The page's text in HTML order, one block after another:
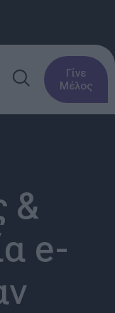
Γίνε
Μέλος
&
e-